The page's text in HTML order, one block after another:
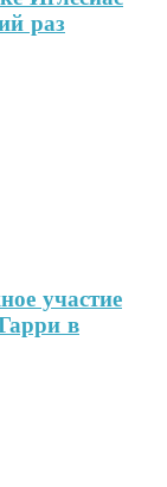
раз
участие
в